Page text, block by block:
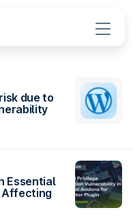
due to
Essential
Affecting